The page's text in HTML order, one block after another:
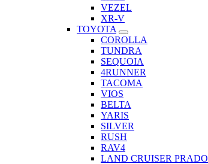
VEZEL
XR-V
TOYOTA
COROLLA
TUNDRA
SEQUOIA
4RUNNER
TACOMA
VIOS
BELTA
YARIS
SILVER
RUSH
RAV4
LAND CRUISER PRADO